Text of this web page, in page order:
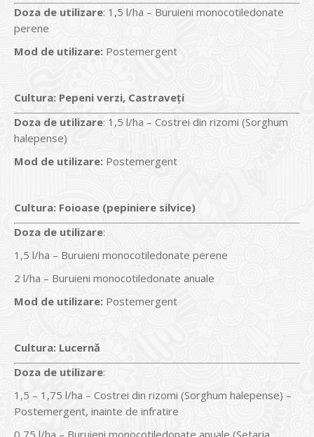
Doza de utilizare: 1,5 l/ha – Buruieni monocotiledonate
perene
Mod de utilizare: Postemergent
Cultura: Pepeni verzi, Castraveți
Doza de utilizare: 1,5 l/ha – Costrei din rizomi (Sorghum
halepense)
Mod de utilizare: Postemergent
Cultura: Foioase (pepiniere silvice)
Doza de utilizare:
1,5 l/ha – Buruieni monocotiledonate perene
2 l/ha – Buruieni monocotiledonate anuale
Mod de utilizare: Postemergent
Cultura: Lucernă
Doza de utilizare:
1,5 – 1,75 l/ha – Costrei din rizomi (Sorghum halepense) –
Postemergent, inainte de infratire
0,75 l/ha – Buruieni monocotiledonate anuale (Setaria,